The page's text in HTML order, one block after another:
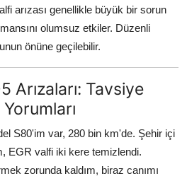
arızası genellikle büyük bir sorun
olumsuz etkiler. Düzenli
önüne geçilebilir.
Arızaları: Tavsiye
S80'im var, 280 bin km'de. Şehir içi
EGR valfi iki kere temizlendi.
zorunda kaldım, biraz canımı